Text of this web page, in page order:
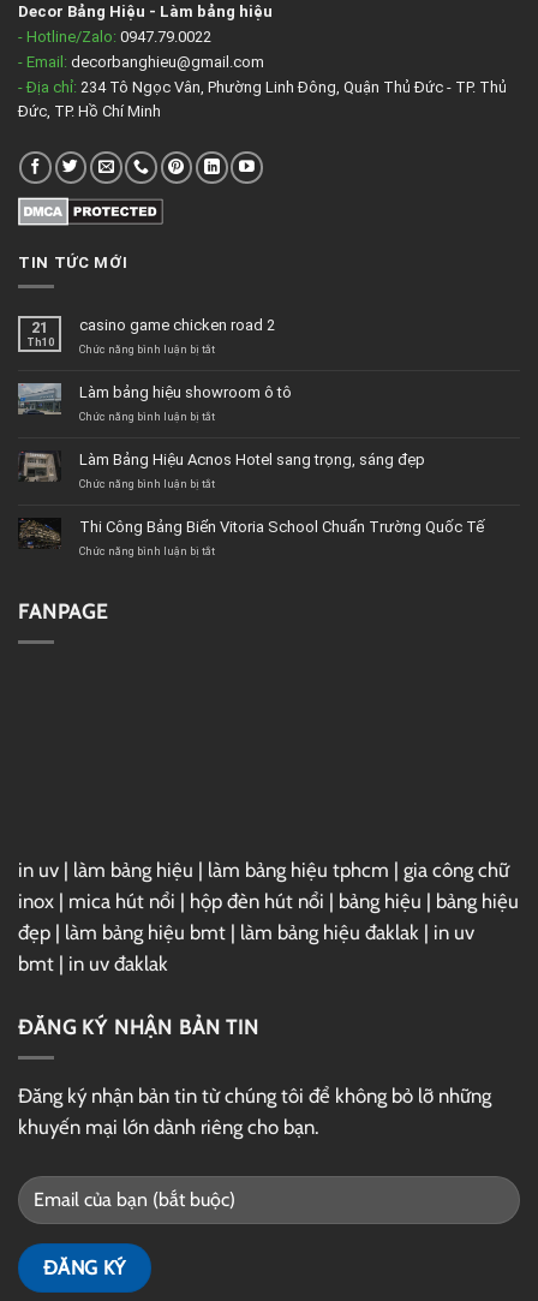
Decor Bảng Hiệu - Làm bảng hiệu
- Hotline/Zalo: 0947.79.0022
- Email: decorbanghieu@gmail.com
- Địa chỉ: 234 Tô Ngọc Vân, Phường Linh Đông, Quận Thủ Đức - TP. Thủ
Đức, TP. Hồ Chí Minh
TIN TỨC MỚI
21
Th10
casino game chicken road 2
Chức năng bình luận bị tắtở
chicken
road
Làm bảng hiệu showroom ô tô
Chức năng bình luận bị tắtở
hiệu
showroom
Làm Bảng Hiệu Acnos Hotel sang trọng, sáng đẹp
Chức năng bình luận bị tắtở
Hiệu
Acnos
Thi Công Bảng Biển Vitoria School Chuẩn Trường Quốc Tế
Chức năng bình luận bị tắtở
FANPAGE
in uv | làm bảng hiệu | làm bảng hiệu tphcm | gia công chữ
inox | mica hút nổi | hộp đèn hút nổi | bảng hiệu | bảng hiệu
đẹp | làm bảng hiệu bmt | làm bảng hiệu đaklak | in uv
bmt | in uv đaklak
ĐĂNG KÝ NHẬN BẢN TIN
Đăng ký nhận bản tin từ chúng tôi để không bỏ lỡ những
khuyến mại lớn dành riêng cho bạn.